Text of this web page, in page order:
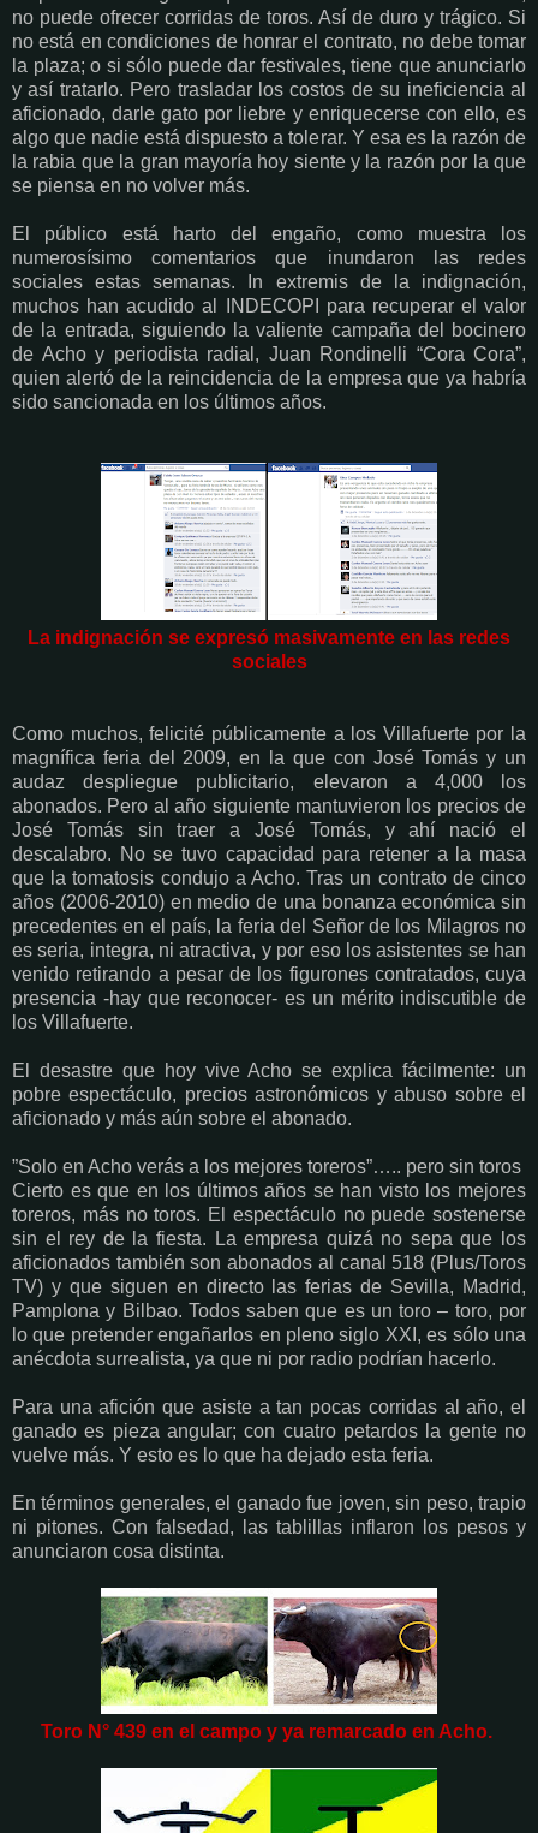
no puede ofrecer corridas de toros. Así de duro y trágico. Si
no está en condiciones de honrar el contrato, no debe tomar
la plaza; o si sólo puede dar festivales, tiene que anunciarlo
y así tratarlo. Pero trasladar los costos de su ineficiencia al
aficionado, darle gato por liebre y enriquecerse con ello, es
algo que nadie está dispuesto a tolerar. Y esa es la razón de
la rabia que la gran mayoría hoy siente y la razón por la que
se piensa en no volver más.
El público está harto del engaño, como muestra los
numerosísimo comentarios que inundaron las redes
sociales estas semanas. In extremis de la indignación,
muchos han acudido al INDECOPI para recuperar el valor
de la entrada, siguiendo la valiente campaña del bocinero
de Acho y periodista radial, Juan Rondinelli “Cora Cora”,
quien alertó de la reincidencia de la empresa que ya habría
sido sancionada en los últimos años.
La indignación se expresó masivamente en las redes
sociales
Como muchos, felicité públicamente a los Villafuerte por la
magnífica feria del 2009, en la que con José Tomás y un
audaz despliegue publicitario, elevaron a 4,000 los
abonados. Pero al año siguiente mantuvieron los precios de
José Tomás sin traer a José Tomás, y ahí nació el
descalabro. No se tuvo capacidad para retener a la masa
que la tomatosis condujo a Acho. Tras un contrato de cinco
años (2006-2010) en medio de una bonanza económica sin
precedentes en el país, la feria del Señor de los Milagros no
es seria, integra, ni atractiva, y por eso los asistentes se han
venido retirando a pesar de los figurones contratados, cuya
presencia -hay que reconocer- es un mérito indiscutible de
los Villafuerte.
El desastre que hoy vive Acho se explica fácilmente: un
pobre espectáculo, precios astronómicos y abuso sobre el
aficionado y más aún sobre el abonado.
”Solo en Acho verás a los mejores toreros”….. pero sin toros
Cierto es que en los últimos años se han visto los mejores
toreros, más no toros. El espectáculo no puede sostenerse
sin el rey de la fiesta. La empresa quizá no sepa que los
aficionados también son abonados al canal 518 (Plus/Toros
TV) y que siguen en directo las ferias de Sevilla, Madrid,
Pamplona y Bilbao. Todos saben que es un toro – toro, por
lo que pretender engañarlos en pleno siglo XXI, es sólo una
anécdota surrealista, ya que ni por radio podrían hacerlo.
Para una afición que asiste a tan pocas corridas al año, el
ganado es pieza angular; con cuatro petardos la gente no
vuelve más. Y esto es lo que ha dejado esta feria.
En términos generales, el ganado fue joven, sin peso, trapio
ni pitones. Con falsedad, las tablillas inflaron los pesos y
anunciaron cosa distinta.
Toro N° 439 en el campo y ya remarcado en Acho.